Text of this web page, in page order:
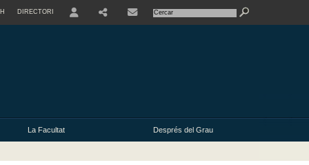
DIRECTORI
La Facultat Després del Grau